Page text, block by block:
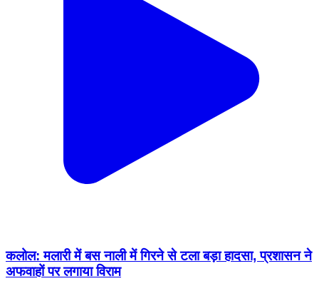
कलोल: मलारी में बस नाली में गिरने से टला बड़ा हादसा, प्रशासन ने
अफवाहों पर लगाया विराम